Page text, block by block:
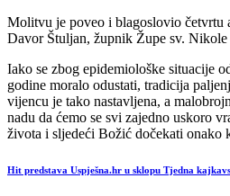
Molitvu je poveo i blagoslovio četvrtu
Davor Štuljan, župnik Župe sv.
Iako se zbog epidemiološke situacije
godine moralo odustati, tradicija
vijencu je tako nastavljena, a
nadu da ćemo se svi zajedno uskoro
života i sljedeći Božić dočekati onako
Hit predstava Uspješna.hr u sklopu Tjedna